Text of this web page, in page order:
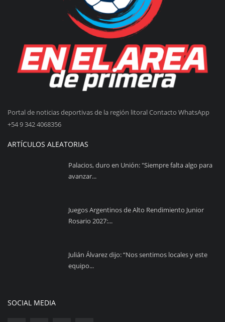
Portal de noticias deportivas de la región litoral Contacto WhatsApp
+54 9 342 4068356
ARTÍCULOS ALEATORIAS
Palacios, duro en Unión: "Siempre falta algo para
avanzar...
Juegos Argentinos de Alto Rendimiento Junior
Rosario 2027:...
Julián Álvarez dijo: “Nos sentimos locales y este
equipo...
SOCIAL MEDIA